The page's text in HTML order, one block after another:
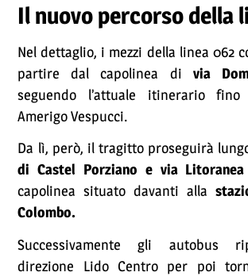
Il nuovo percorso della
Nel dettaglio, i mezzi della linea 062
partire dal capolinea di via
seguendo l’attuale itinerario
Amerigo Vespucci.
Da lì, però, il tragitto proseguirà
di Castel Porziano e via
capolinea situato davanti alla
Colombo.
Successivamente gli autobus
direzione Lido Centro per poi